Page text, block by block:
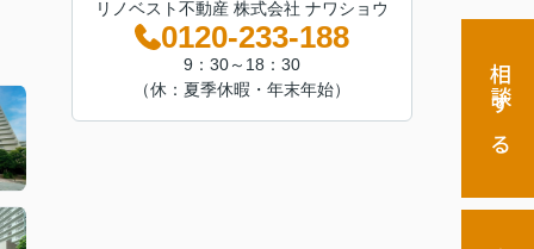
相談する
リノベスト不動産 株式会社 ナワショウ
0120-233-188
9：30～18：30
（休：夏季休暇・年末年始）